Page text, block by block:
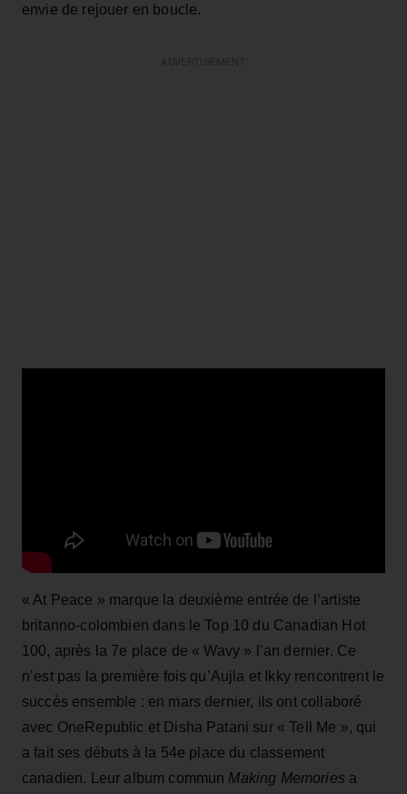
envie de rejouer en boucle.
« At Peace » marque la deuxième entrée de l’artiste
britanno-colombien dans le Top 10 du Canadian Hot
100, après la 7e place de « Wavy » l’an dernier. Ce
n’est pas la première fois qu’Aujla et Ikky rencontrent le
succès ensemble : en mars dernier, ils ont collaboré
avec OneRepublic et Disha Patani sur « Tell Me », qui
a fait ses débuts à la 54e place du classement
canadien. Leur album commun Making Memories a